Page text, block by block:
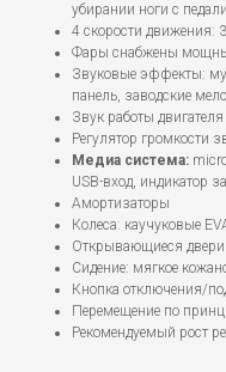
убирании ноги с
4 скорости движения:
Фары снабжены
Звуковые эффекты:
панель, заводские
Звук работы двигателя
Регулятор громкости
Медиа система:
USB-вход, индикатор
Амортизаторы
Колеса: каучуковые
Открывающиеся двери
Сидение: мягкое
Кнопка отключения/
Перемещение по
Рекомендуемый рост